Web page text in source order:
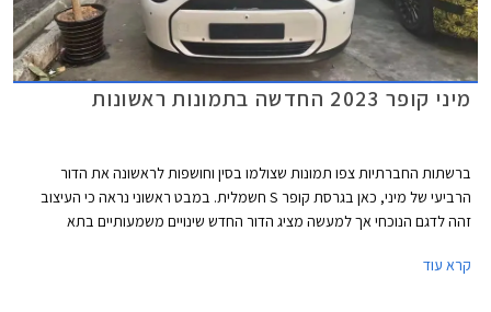
מיני קופר 2023 החדשה בתמונות ראשונות
ברשתות החברתיות צפו תמונות שצולמו בסין וחושפות לראשונה את הדור
הרביעי של מיני, כאן בגרסת קופר S חשמלית. במבט ראשוני נראה כי העיצוב
זהה לדגם הנוכחי אך למעשה מציג הדור החדש שינויים משמעותיים בתא
קרא עוד